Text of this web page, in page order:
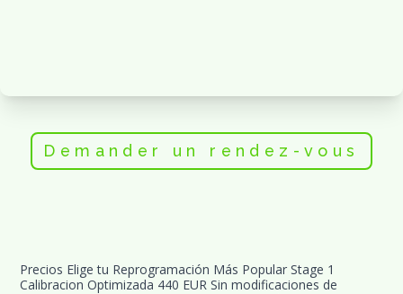
Demander un rendez-vous
Precios Elige tu Reprogramación Más Popular Stage 1
Calibracion Optimizada 440 EUR Sin modificaciones de